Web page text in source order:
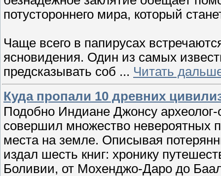
потустороннего мира, который
Чаще всего в папирусах
ясновидения. Один из самых
предсказывать соб ... Читать
Куда пропали 10 древних
Подобно Индиане Джонсу
совершил множество невероятных
места на земле. Описывая
издал шесть книг: хронику
Боливии, от Мохенджо-Даро до